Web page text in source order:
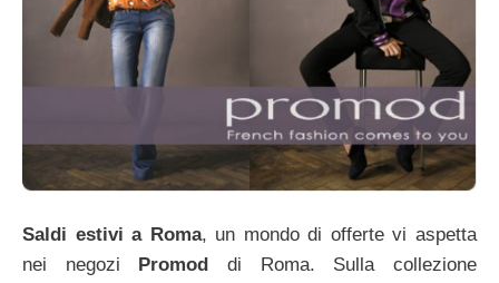
Saldi estivi a Roma, un mondo di offerte vi aspetta
nei negozi Promod di Roma. Sulla collezione